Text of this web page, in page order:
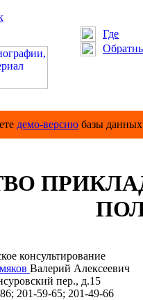
Где
демо-версию базы
консультирование
Валерий Алексеевич
пер., д.15
201-59-65; 201-49-66